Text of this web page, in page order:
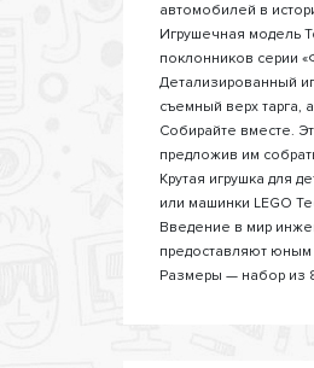
автомобилей в
Игрушечная модель
поклонников серии
Детализированный
съемный верх
Собирайте вместе.
предложив им
Крутая игрушка для
или машинки LEGO
Введение в мир
предоставляют юным
Размеры — набор из